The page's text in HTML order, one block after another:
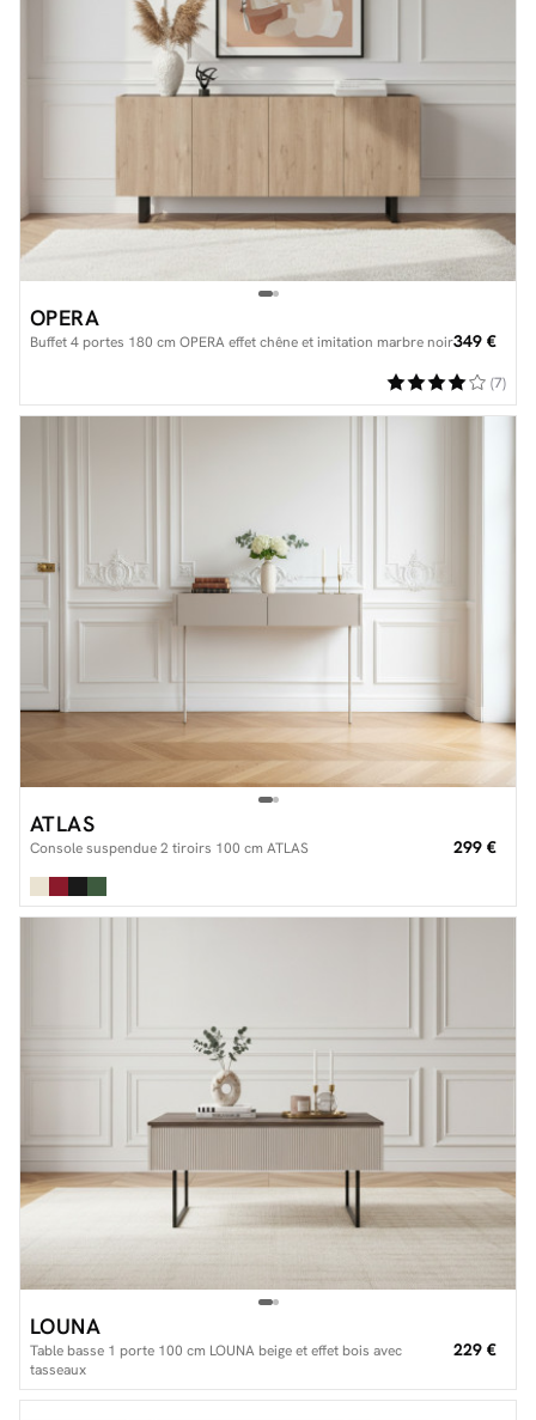
OPERA
Buffet 4 portes 180 cm OPERA effet chêne et imitation marbre noir349 €
(7)
ATLAS
Console suspendue 2 tiroirs 100 cm ATLAS 299 €
LOUNA
Table basse 1 porte 100 cm LOUNA beige et effet bois avec
tasseaux
229 €